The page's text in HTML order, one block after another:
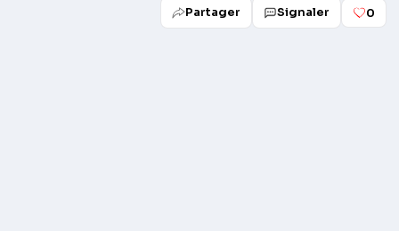
Partager Signaler 0